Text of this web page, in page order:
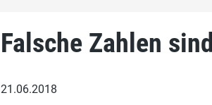
Falsche Zahlen
21.06.2018